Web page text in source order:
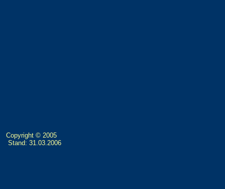
Copyright © 2005
Stand: 31.03.2006